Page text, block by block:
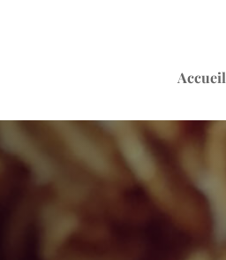
Accueil